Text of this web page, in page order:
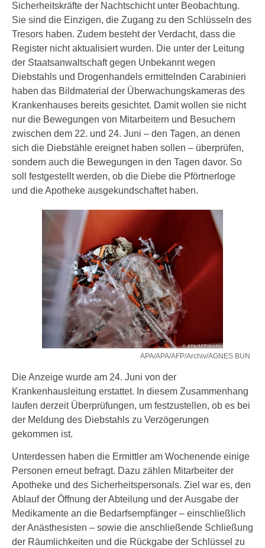
Sicherheitskräfte der Nachtschicht unter Beobachtung.
Sie sind die Einzigen, die Zugang zu den Schlüsseln des
Tresors haben. Zudem besteht der Verdacht, dass die
Register nicht aktualisiert wurden. Die unter der Leitung
der Staatsanwaltschaft gegen Unbekannt wegen
Diebstahls und Drogenhandels ermittelnden Carabinieri
haben das Bildmaterial der Überwachungskameras des
Krankenhauses bereits gesichtet. Damit wollen sie nicht
nur die Bewegungen von Mitarbeitern und Besuchern
zwischen dem 22. und 24. Juni – den Tagen, an denen
sich die Diebstähle ereignet haben sollen – überprüfen,
sondern auch die Bewegungen in den Tagen davor. So
soll festgestellt werden, ob die Diebe die Pförtnerloge
und die Apotheke ausgekundschaftet haben.
APA/APA/AFP/Archiv/AGNES BUN
Die Anzeige wurde am 24. Juni von der
Krankenhausleitung erstattet. In diesem Zusammenhang
laufen derzeit Überprüfungen, um festzustellen, ob es bei
der Meldung des Diebstahls zu Verzögerungen
gekommen ist.
Unterdessen haben die Ermittler am Wochenende einige
Personen erneut befragt. Dazu zählen Mitarbeiter der
Apotheke und des Sicherheitspersonals. Ziel war es, den
Ablauf der Öffnung der Abteilung und der Ausgabe der
Medikamente an die Bedarfsempfänger – einschließlich
der Anästhesisten – sowie die anschließende Schließung
der Räumlichkeiten und die Rückgabe der Schlüssel zu